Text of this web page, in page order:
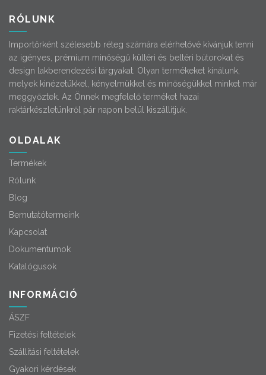
RÓLUNK
Importőrként szélesebb réteg számára elérhetővé kívánjuk tenni
az igényes, prémium minőségű kültéri és beltéri bútorokat és
design lakberendezési tárgyakat. Olyan termékeket kínálunk,
melyek kinézetükkel, kényelmükkel és minőségükkel minket már
meggyőztek. Az Önnek megfelelő terméket hazai
raktárkészletünkről pár napon belül kiszállítjuk.
OLDALAK
Termékek
Rólunk
Blog
Bemutatótermeink
Kapcsolat
Dokumentumok
Katalógusok
INFORMÁCIÓ
ÁSZF
Fizetési feltételek
Szállítási feltételek
Gyakori kérdések